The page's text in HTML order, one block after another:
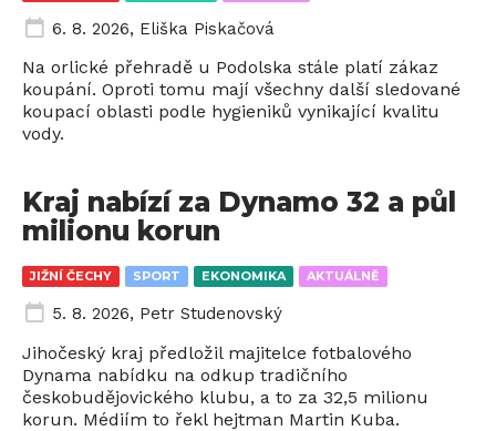
6. 8. 2026, Eliška Piskačová
Na orlické přehradě u Podolska stále platí zákaz
koupání. Oproti tomu mají všechny další sledované
koupací oblasti podle hygieniků vynikající kvalitu
vody.
JIŽNÍ ČECHY SPORT EKONOMIKA AKTUÁLNĚ
Kraj nabízí za Dynamo 32 a půl
milionu korun
5. 8. 2026, Petr Studenovský
Jihočeský kraj předložil majitelce fotbalového
Dynama nabídku na odkup tradičního
českobudějovického klubu, a to za 32,5 milionu
korun. Médiím to řekl hejtman Martin Kuba.